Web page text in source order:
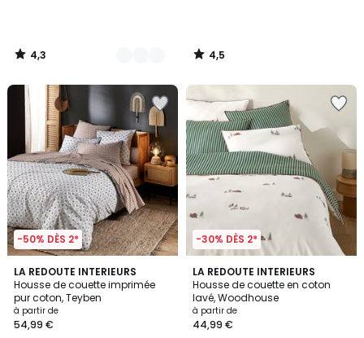
4,3
/
4,5
/
-50% DÈS 2*
LA REDOUTE INTERIEURS
Housse de couette imprimée
pur coton, Teyben
à partir de
54,99 €
4,5
/ 5
-30% DÈS 2*
LA REDOUTE INTERIEURS
Housse de couette en coton
lavé, Woodhouse
à partir de
44,99 €
4,4
/ 5